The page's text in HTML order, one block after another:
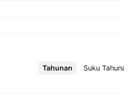
Tahunan Suku Tahunan
Lebih